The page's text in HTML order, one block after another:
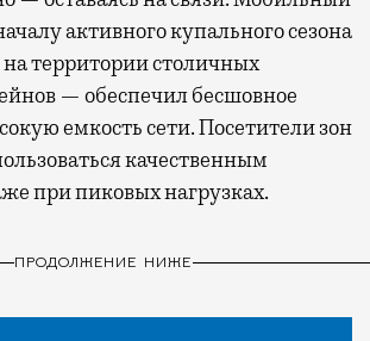
активного купального сезона
территории столичных
— обеспечил бесшовное
емкость сети. Посетители зон
качественным
при пиковых нагрузках.
ПРОДОЛЖЕНИЕ НИЖЕ